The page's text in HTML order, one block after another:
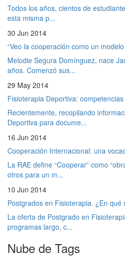
Todos los años, cientos de
esta misma p...
30 Jun 2014
“Veo la cooperación como un
Melodie Segura Domínguez, nace
años. Comenzó sus...
29 May 2014
Fisioterapia Deportiva:
Recientemente, recopilando
Deportiva para docume...
16 Jun 2014
Cooperación Internacional: una
La RAE define “Cooperar” como
otros para un m...
10 Jun 2014
Postgrados en Fisioterapia. ¿En qué
La oferta de Postgrado en
programas largo, c...
Nube de Tags